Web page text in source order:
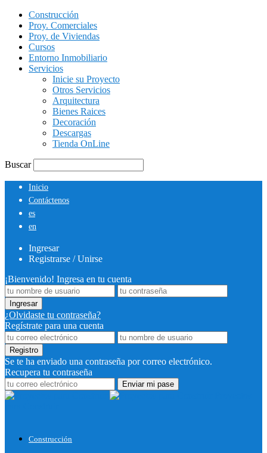
Construcción
Proy. Comerciales
Proy. de Viviendas
Cursos
Entorno Inmobiliario
Servicios
Inicie su Proyecto
Otros Servicios
Arquitectura
Bienes Raices
Decoración
Descargas
Tienda OnLine
Buscar
Inicio
Contáctenos
es
en
Ingresar
Registrarse / Unirse
¡Bienvenido! Ingresa en tu cuenta
¿Olvidaste tu contraseña?
Regístrate para una cuenta
Se te ha enviado una contraseña por correo electrónico.
Recupera tu contraseña
Construcción